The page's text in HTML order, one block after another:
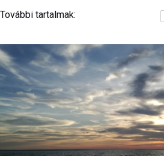
További tartalmak: